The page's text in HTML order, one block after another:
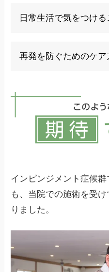
は痛みを軽減する施術も
日常生活で気をつける
ょう。当院ではセルフ
再発を防ぐためのケア
す。当院の指導で再発
インピンジメント症候
も、当院での施術を受
りました。